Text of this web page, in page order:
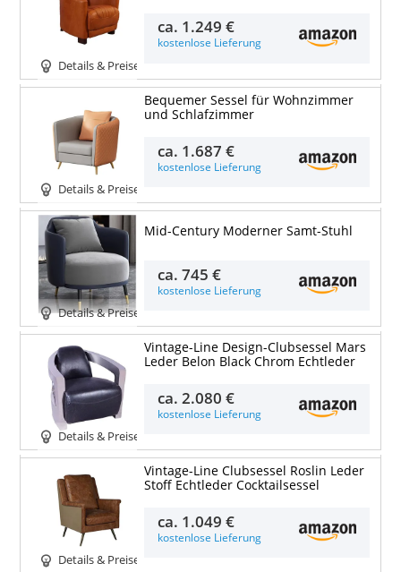
Details & Preise
ca. 1.249 €
kostenlose Lieferung
Details & Preise
Bequemer Sessel für Wohnzimmer
und Schlafzimmer
ca. 1.687 €
kostenlose Lieferung
Details & Preise
Mid-Century Moderner Samt-Stuhl
ca.745 €
kostenlose Lieferung
Details & Preise
Vintage-Line Design-Clubsessel Mars
Leder Belon Black Chrom Echtleder
ca.2.080 €
kostenlose Lieferung
Details & Preise
Vintage-Line Clubsessel Roslin Leder
Stoff Echtleder Cocktailsessel
ca. 1.049 €
kostenlose Lieferung